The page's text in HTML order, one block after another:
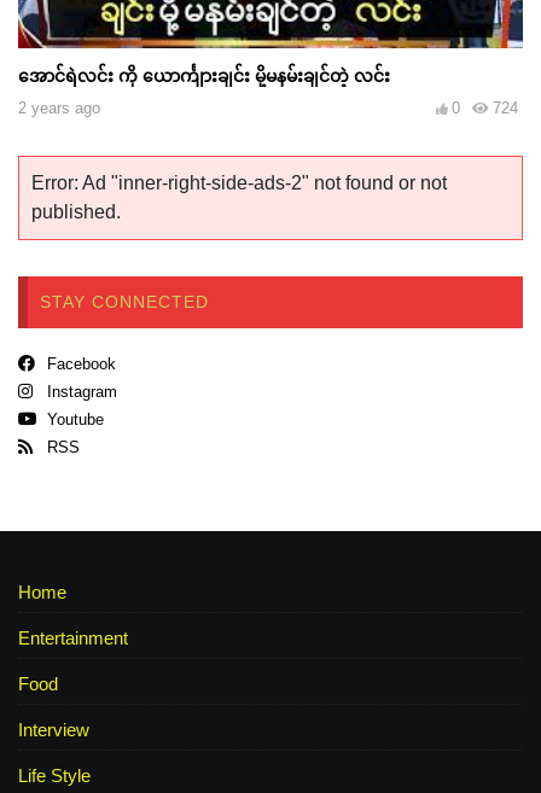
အောင်ရဲလင်း ကို ယောင်္ကျားချင်း မို့မနမ်းချင်တဲ့ လင်း
2 years ago 724
0
Error: Ad "inner-right-side-ads-2" not found or not
published.
STAY CONNECTED
Facebook
Instagram
Youtube
RSS
Home
Entertainment
Food
Interview
Life Style